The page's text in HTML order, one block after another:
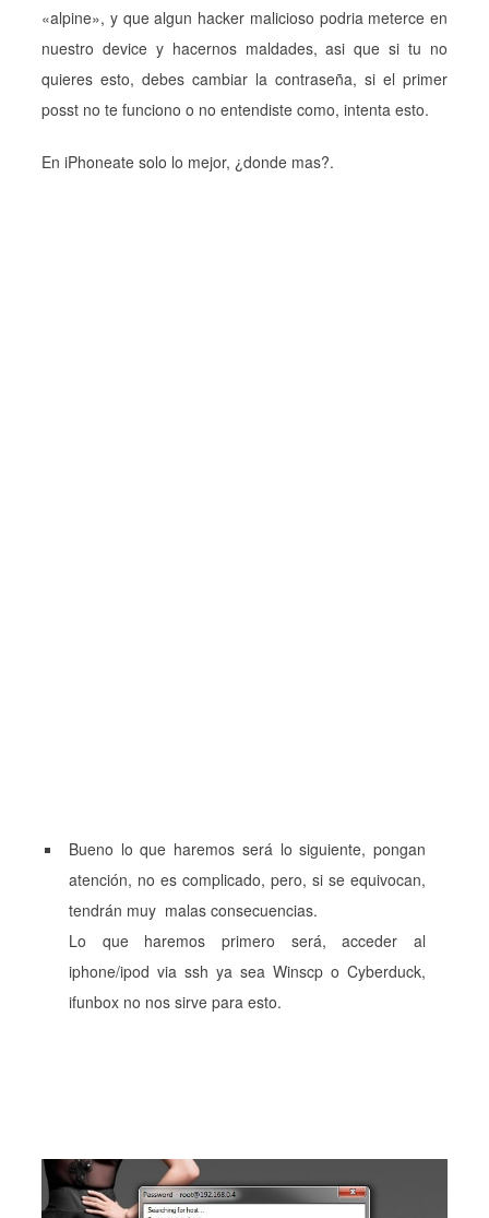
«alpine», y que algun hacker malicioso podria meterce en
nuestro device y hacernos maldades, asi que si tu no
quieres esto, debes cambiar la contraseña, si el primer
posst no te funciono o no entendiste como, intenta esto.
En iPhoneate solo lo mejor, ¿donde mas?.
Bueno lo que haremos será lo siguiente, pongan
atención, no es complicado, pero, si se equivocan,
tendrán muy malas consecuencias.
Lo que haremos primero será, acceder al
iphone/ipod via ssh ya sea Winscp o Cyberduck,
ifunbox no nos sirve para esto.